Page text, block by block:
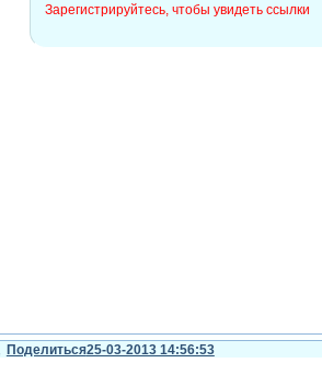
Зарегистрируйтесь, чтобы увидеть ссылки
Поделиться25-03-2013 14:56:53